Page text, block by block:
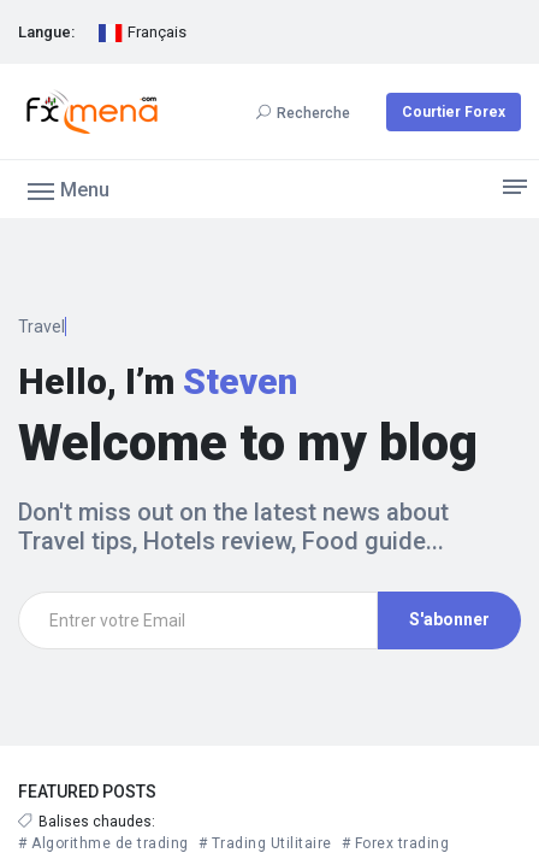
Langue: Français
Recherche Courtier Forex
Menu
Hello, I’m Steven
Welcome to my blog
Don't miss out on the latest news about
Travel tips, Hotels review, Food guide...
S'abonner
FEATURED POSTS
Balises chaudes:
# Algorithme de trading
# Trading Utilitaire
# Forex trading